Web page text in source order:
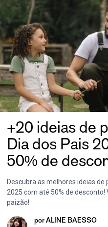
+20 ideias de
Dia dos Pais
50% de
Descubra as melhores ideias de
2025 com até 50% de
paizão!
por ALINE BAESSO